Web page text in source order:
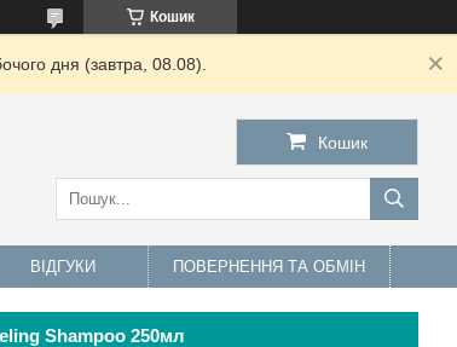
Кошик
дня (завтра, 08.08).
Кошик
ВІДГУКИ ПОВЕРНЕННЯ ТА ОБМІН
Shampoo 250мл